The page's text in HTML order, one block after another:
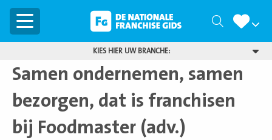
Menu Zoeken
KIES HIER UW BRANCHE:
Samen ondernemen, samen
bezorgen, dat is franchisen
bij Foodmaster (adv.)